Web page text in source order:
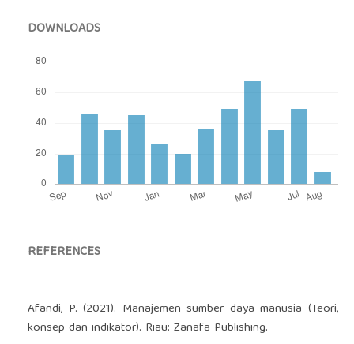
DOWNLOADS
REFERENCES
Afandi, P. (2021). Manajemen sumber daya manusia (Teori,
konsep dan indikator). Riau: Zanafa Publishing.